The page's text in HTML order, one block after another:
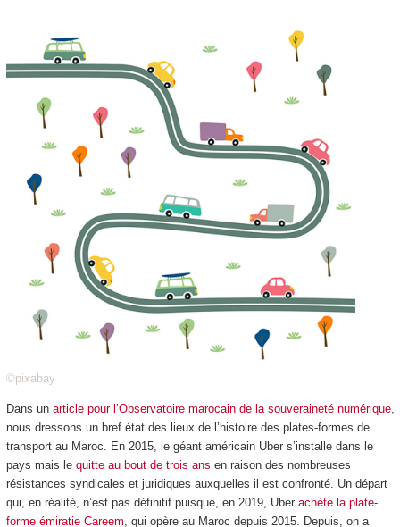
©pixabay
Dans un article pour l’Observatoire marocain de la souveraineté numérique,
nous dressons un bref état des lieux de l’histoire des plates-formes de
transport au Maroc. En 2015, le géant américain Uber s’installe dans le
pays mais le quitte au bout de trois ans en raison des nombreuses
résistances syndicales et juridiques auxquelles il est confronté. Un départ
qui, en réalité, n’est pas définitif puisque, en 2019, Uber achète la plate-
forme émiratie Careem, qui opère au Maroc depuis 2015. Depuis, on a